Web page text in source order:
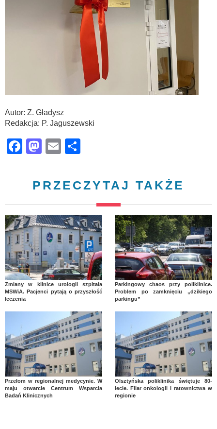
Autor: Z. Gładysz
Redakcja: P. Jaguszewski
Facebook
Mastodon
Email
PRZECZYTAJ TAKŻE
Zmiany w klinice urologii szpitala
MSWiA. Pacjenci pytają o przyszłość
leczenia
Parkingowy chaos przy poliklinice.
Problem po zamknięciu „dzikiego
parkingu”
Przełom w regionalnej medycynie. W
maju otwarcie Centrum Wsparcia
Badań Klinicznych
Olsztyńska poliklinika świętuje 80-
lecie. Filar onkologii i ratownictwa w
regionie